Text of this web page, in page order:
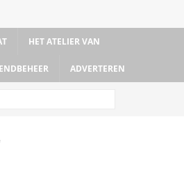
HET ATELIER VAN
ADVERTEREN